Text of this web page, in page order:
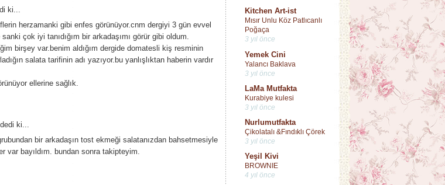
Kitchen Art-ist
Mısır Unlu Köz Patlıcanlı
Poğaça
3 yıl önce
Yemek Cini
Yalancı Baklava
3 yıl önce
LaMa Mutfakta
Kurabiye kulesi
3 yıl önce
Nurlumutfakta
Çikolatalı &Fındıklı Çörek
3 yıl önce
Yeşil Kivi
BROWNIE
4 yıl önce
ki...
herzamanki gibi enfes görünüyor.cnm dergiyi 3 gün evvel
çok iyi tanıdığım bir arkadaşımı görür gibi oldum.
birşey var.benim aldığım dergide domatesli kiş resminin
salata tarifinin adı yazıyor.bu yanlışlıktan haberin vardır
ellerine sağlık.
ki...
bir arkadaşın tost ekmeği salatanızdan bahsetmesiyle
var bayıldım. bundan sonra takipteyim.